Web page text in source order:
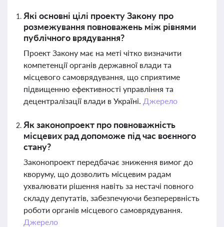
Які основні цілі проекту Закону про
розмежування повноважень між рівнями
публічного врядування?
Проект Закону має на меті чітко визначити
компетенції органів державної влади та
місцевого самоврядування, що сприятиме
підвищенню ефективності управління та
децентралізації влади в Україні. Джерело
Як законопроект про повноважність
місцевих рад допоможе під час воєнного
стану?
Законопроект передбачає зниження вимог до
кворуму, що дозволить місцевим радам
ухвалювати рішення навіть за нестачі повного
складу депутатів, забезпечуючи безперервність
роботи органів місцевого самоврядування.
Джерело